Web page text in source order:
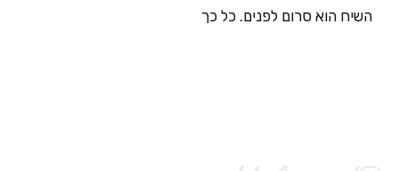
השיח הוא סרום לפנים. כל כך